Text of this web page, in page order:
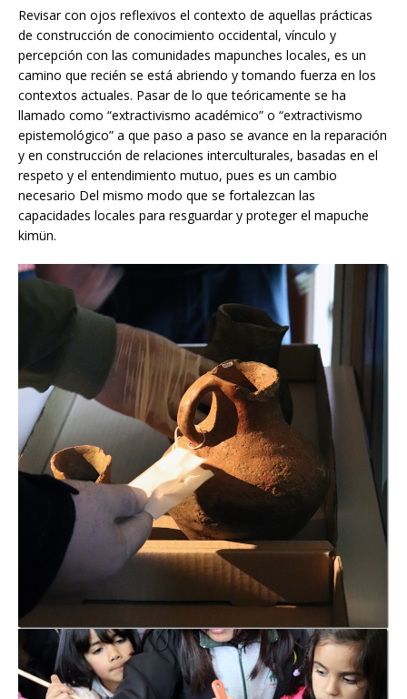
Revisar con ojos reflexivos el contexto de aquellas prácticas
de construcción de conocimiento occidental, vínculo y
percepción con las comunidades mapunches locales, es un
camino que recién se está abriendo y tomando fuerza en los
contextos actuales. Pasar de lo que teóricamente se ha
llamado como “extractivismo académico” o “extractivismo
epistemológico” a que paso a paso se avance en la reparación
y en construcción de relaciones interculturales, basadas en el
respeto y el entendimiento mutuo, pues es un cambio
necesario Del mismo modo que se fortalezcan las
capacidades locales para resguardar y proteger el mapuche
kimün.